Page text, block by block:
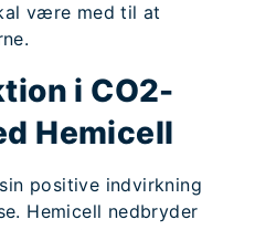
være med til at
i CO2-
Hemicell
positive indvirkning
Hemicell nedbryder